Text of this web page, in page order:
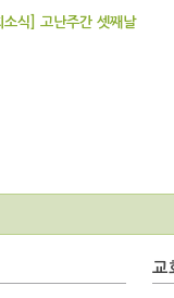
소식] 고난주간 셋째날
교